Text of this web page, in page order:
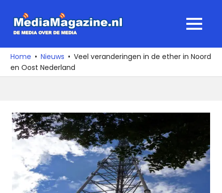
naar
media
over
de
MENU
Home Nieuws
Veel veranderingen in de ether in Noord
en Oost Nederland